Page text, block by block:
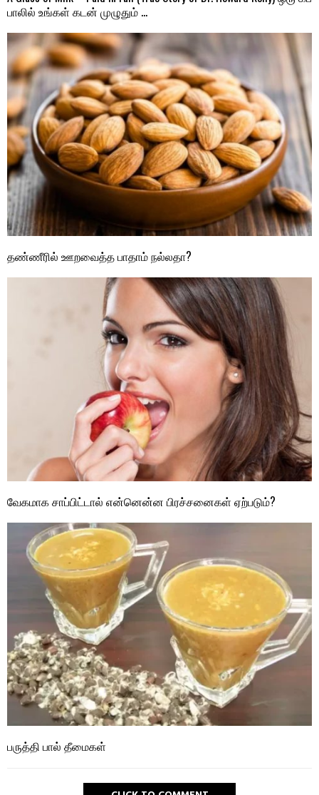
பாலில் உங்கள் கடன் முழுதும் …
தண்ணீரில் ஊறவைத்த பாதாம் நல்லதா?
வேகமாக சாப்பிட்டால் என்னென்ன பிரச்சனைகள் ஏற்படும்?
பருத்தி பால் தீமைகள்